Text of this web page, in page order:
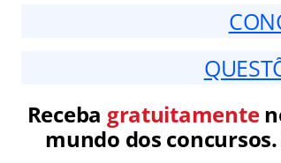
Receba gratuitamente
mundo dos